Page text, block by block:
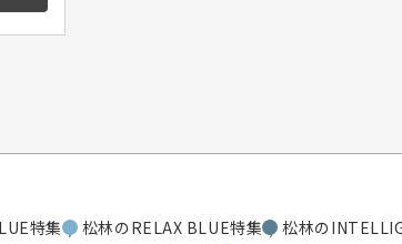
特集 松林のRELAX BLUE特集 松林の